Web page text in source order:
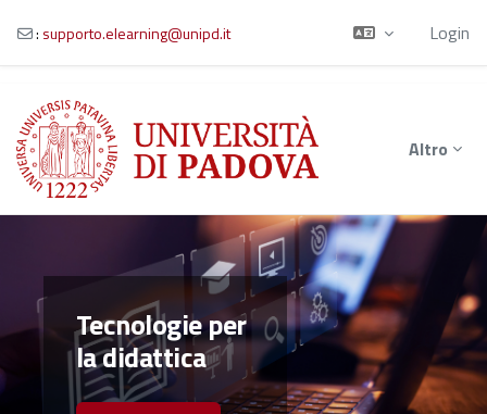
Vai al contenuto principale
: supporto.elearning@unipd.it Login
Altro
Tecnologie per
la didattica